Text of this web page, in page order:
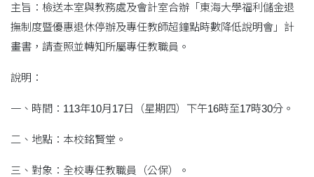
主旨：檢送本室與教務處及會計室合辦「東海大學福利儲金退
撫制度暨優惠退休停辦及專任教師超鐘點時數降低說明會」計
畫書，請查照並轉知所屬專任教職員。
說明：
一、時間：113年10月17日（星期四）下午16時至17時30分。
二、地點：本校銘賢堂。
三、對象：全校專任教職員（公保）。